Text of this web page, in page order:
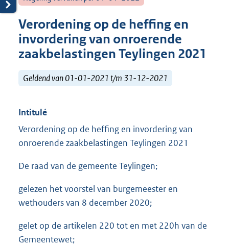
Verordening op de heffing en
invordering van onroerende
zaakbelastingen Teylingen 2021
Geldend van 01-01-2021 t/m 31-12-2021
Intitulé
Verordening op de heffing en invordering van
onroerende zaakbelastingen Teylingen 2021
De raad van de gemeente Teylingen;
gelezen het voorstel van burgemeester en
wethouders van 8 december 2020;
gelet op de artikelen 220 tot en met 220h van de
Gemeentewet;